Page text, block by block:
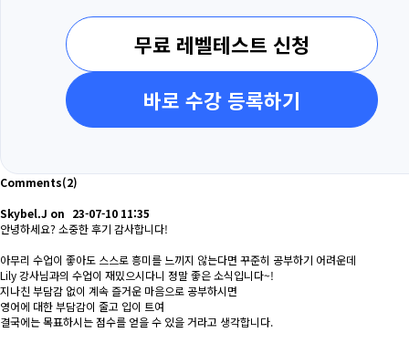
무료 레벨테스트 신청
바로 수강 등록하기
Comments(2)
Skybel.J on 23-07-10 11:35
안녕하세요? 소중한 후기 감사합니다!
아무리 수업이 좋아도 스스로 흥미를 느끼지 않는다면 꾸준히 공부하기 어려운데
Lily 강사님과의 수업이 재밌으시다니 정말 좋은 소식입니다~!
지나친 부담감 없이 계속 즐거운 마음으로 공부하시면
영어에 대한 부담감이 줄고 입이 트여
결국에는 목표하시는 점수를 얻을 수 있을 거라고 생각합니다.